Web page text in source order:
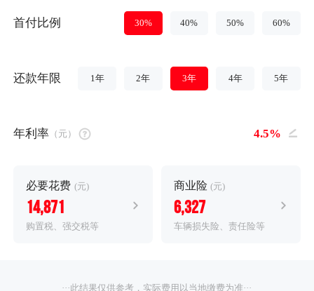
首付比例 30% 40% 50% 60%
还款年限 1年 2年 3年 4年 5年
年利率 （元）
必要花费 (元)
14,871
购置税、强交税等
商业险 (元)
6,327
车辆损失险、责任险等
···此结果仅供参考，实际费用以当地缴费为准···